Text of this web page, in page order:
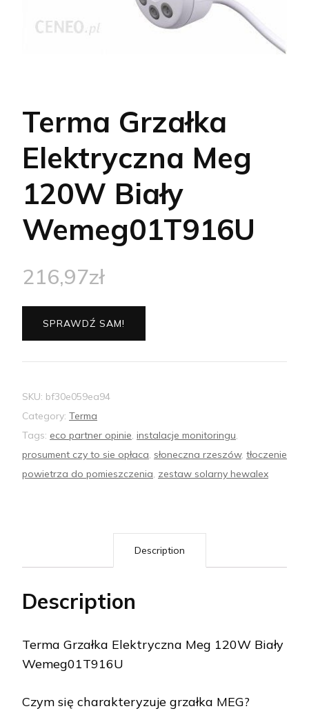
Terma Grzałka
Elektryczna Meg
120W Biały
Wemeg01T916U
216,97zł
SPRAWDŹ SAM!
SKU: bf30e059ea94
Category: Terma
Tags: eco partner opinie, instalacje monitoringu,
prosument czy to sie opłaca, słoneczna rzeszów, tłoczenie
powietrza do pomieszczenia, zestaw solarny hewalex
Description
Description
Terma Grzałka Elektryczna Meg 120W Biały
Wemeg01T916U
Czym się charakteryzuje grzałka MEG?